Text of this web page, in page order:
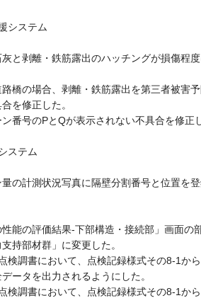
システム
と剥離・鉄筋露出のハッチングが損傷程
橋の場合、剥離・鉄筋露出を第三者被害
を修正した。
番号のPとQが表示されない不具合を修正
ステム
の計測状況写真に隔壁分割番号と位置を登
能の評価結果-下部構造・接続部」画面の
持部材群」に変更した。
検調書において、点検記録様式その8-1か
ータを出力されるようにした。
検調書において、点検記録様式その8-1か